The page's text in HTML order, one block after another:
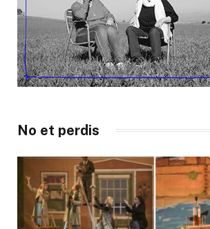
No et perdis